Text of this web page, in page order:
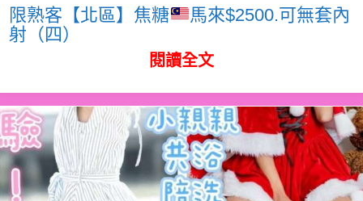
限熟客【北區】焦糖
馬來$2500.可無套內
射（四）
閱讀全文